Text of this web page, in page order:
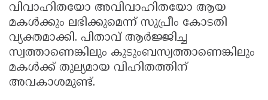
വിവാഹിതയോ അവിവാഹിതയോ ആയ
മകൾക്കും ലഭിക്കുമെന്ന് സുപ്രീം കോടതി
വ്യക്തമാക്കി. പിതാവ് ആർജ്ജിച്ച
സ്വത്താണെങ്കിലും കുടുംബസ്വത്താണെങ്കിലും
മകൾക്ക് തുല്യമായ വിഹിതത്തിന്
അവകാശമുണ്ട്.